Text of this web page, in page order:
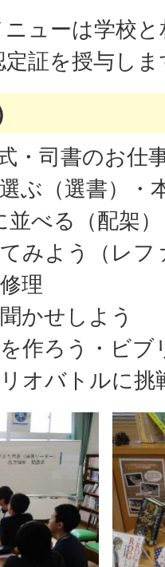
ューは学校
証を授与し
・司書のお仕
ぶ（選書）・
べる（配架）
みよう（レフ
理
かせしよう
作ろう・ビブ
オバトルに挑